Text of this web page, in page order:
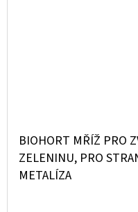
BIOHORT MŘÍŽ PRO
ZELENINU, PRO
METALÍZA